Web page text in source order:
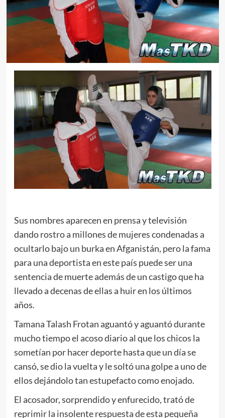
Sus nombres aparecen en prensa y televisión
dando rostro a millones de mujeres condenadas a
ocultarlo bajo un burka en Afganistán, pero la fama
para una deportista en este país puede ser una
sentencia de muerte además de un castigo que ha
llevado a decenas de ellas a huir en los últimos
años.
Tamana Talash Frotan aguantó y aguantó durante
mucho tiempo el acoso diario al que los chicos la
sometían por hacer deporte hasta que un día se
cansó, se dio la vuelta y le soltó una golpe a uno de
ellos dejándolo tan estupefacto como enojado.
El acosador, sorprendido y enfurecido, trató de
reprimir la insolente respuesta de esta pequeña